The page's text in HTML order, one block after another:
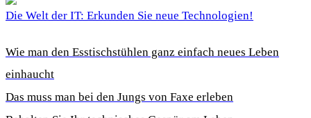
Die Welt der IT: Erkunden Sie neue Technologien!
Wie man den Esstischstühlen ganz einfach neues Leben
einhaucht
Das muss man bei den Jungs von Faxe erleben